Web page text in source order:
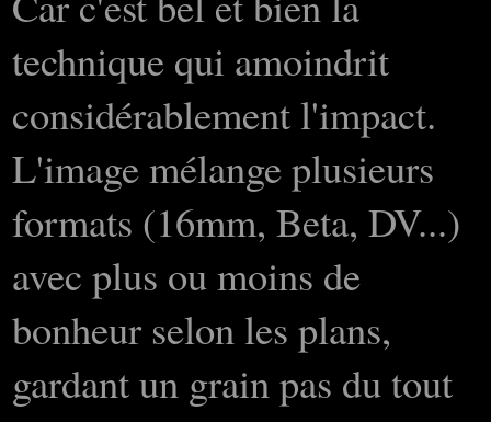
technique qui amoindrit
considérablement l'impact.
L'image mélange plusieurs
formats (16mm, Beta, DV...)
avec plus ou moins de
bonheur selon les plans,
gardant un grain pas du tout